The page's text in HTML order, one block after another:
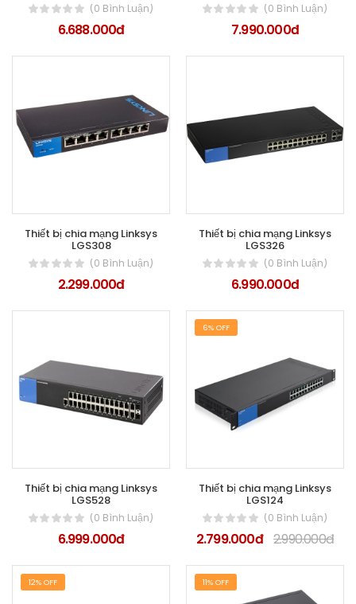
(0 Bình Luận)
6.688.000đ
(0 Bình Luận)
7.990.000đ
Thiết bị chia mạng Linksys
LGS308
(0 Bình Luận)
2.299.000đ
Thiết bị chia mạng Linksys
LGS326
(0 Bình Luận)
6.990.000đ
Thiết bị chia mạng Linksys
LGS528
(0 Bình Luận)
6.999.000đ
6% OFF
Thiết bị chia mạng Linksys
LGS124
(0 Bình Luận)
2.799.000đ 2.990.000đ
12% OFF 11% OFF